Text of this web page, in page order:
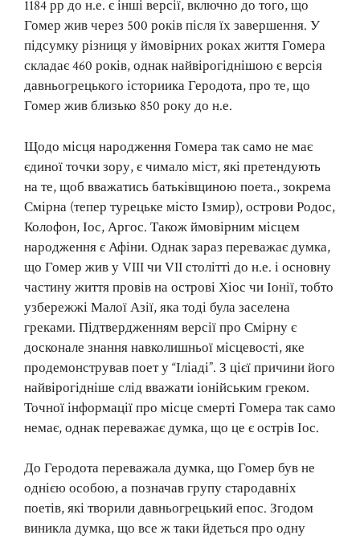
1184 рр до н.е. є інші версії, включно до того, що
Гомер жив через 500 років після їх завершення. У
підсумку різниця у ймовірних роках життя Гомера
складає 460 років, однак найвірогіднішою є версія
давньогрецького істориика Геродота, про те, що
Гомер жив близько 850 року до н.е.
Щодо місця народження Гомера так само не має
єдиної точки зору, є чимало міст, які претендують
на те, щоб вважатись батьківщиною поета., зокрема
Смірна (тепер турецьке місто Ізмир), острови Родос,
Колофон, Іос, Аргос. Також ймовірним місцем
народження є Афіни. Однак зараз переважає думка,
що Гомер жив у VIII чи VII столітті до н.е. і основну
частину життя провів на острові Хіос чи Іонії, тобто
узбережжі Малої Азії, яка тоді була заселена
греками. Підтвердженням версії про Смірну є
досконале знання навколишньої місцевості, яке
продемонстрував поет у “Іліаді”. З цієї причини його
найвірогідніше слід вважати іонійським греком.
Точної інформації про місце смерті Гомера так само
немає, однак переважає думка, що це є острів Іос.
До Геродота переважала думка, що Гомер був не
однією особою, а позначав групу стародавніх
поетів, які творили давньогрецький епос. Згодом
виникла думка, що все ж таки йдеться про одну